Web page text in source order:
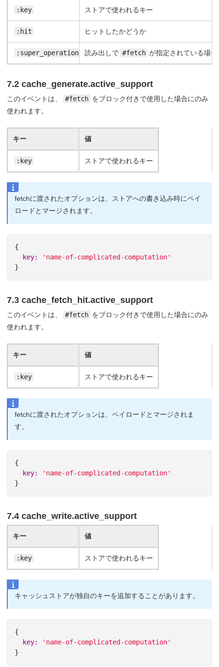
ストアで使われるキー
ヒットしたかどうか
読み出しで #fetch が指定されている場
:key
:hit
:super_operation
7.2 cache_generate.active_support
このイベントは、 #fetch をブロック付きで使用した場合にのみ
使われます。
値
ストアで使われるキー
キー
:key
fetchに渡されたオプションは、ストアへの書き込み時にペイ
ロードとマージされます。
{
key:
'name-of-complicated-computation'
}
7.3 cache_fetch_hit.active_support
このイベントは、 #fetch をブロック付きで使用した場合にのみ
使われます。
値
ストアで使われるキー
キー
:key
fetchに渡されたオプションは、ペイロードとマージされま
す。
{
key:
'name-of-complicated-computation'
}
7.4 cache_write.active_support
値
ストアで使われるキー
キー
:key
キャッシュストアが独自のキーを追加することがあります。
{
key:
'name-of-complicated-computation'
}